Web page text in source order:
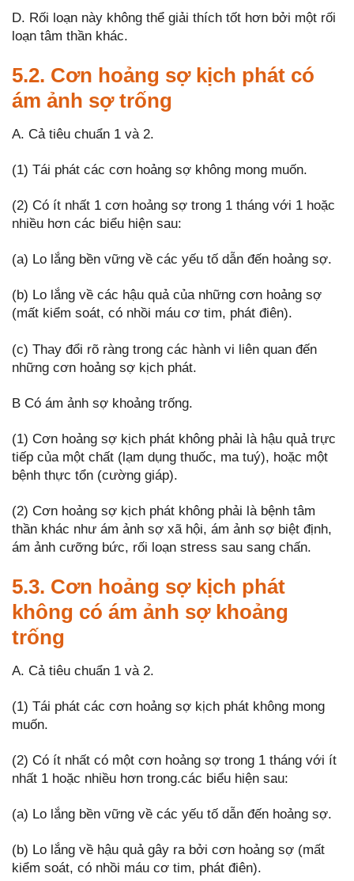
D. Rối loạn này không thể giải thích tốt hơn bởi một rối
loạn tâm thần khác.
5.2. Cơn hoảng sợ kịch phát có
ám ảnh sợ trống
A. Cả tiêu chuẩn 1 và 2.
(1) Tái phát các cơn hoảng sợ không mong muốn.
(2) Có ít nhất 1 cơn hoảng sợ trong 1 tháng với 1 hoặc
nhiều hơn các biểu hiện sau:
(a) Lo lắng bền vững về các yếu tố dẫn đến hoảng sợ.
(b) Lo lắng về các hậu quả của những cơn hoảng sợ
(mất kiểm soát, có nhồi máu cơ tim, phát điên).
(c) Thay đổi rõ ràng trong các hành vi liên quan đến
những cơn hoảng sợ kịch phát.
B Có ám ảnh sợ khoảng trống.
(1) Cơn hoảng sợ kịch phát không phải là hậu quả trực
tiếp của một chất (lạm dụng thuốc, ma tuý), hoặc một
bệnh thực tổn (cường giáp).
(2) Cơn hoảng sợ kịch phát không phải là bệnh tâm
thần khác như ám ảnh sợ xã hội, ám ảnh sợ biệt định,
ám ảnh cưỡng bức, rối loạn stress sau sang chấn.
5.3. Cơn hoảng sợ kịch phát
không có ám ảnh sợ khoảng
trống
A. Cả tiêu chuẩn 1 và 2.
(1) Tái phát các cơn hoảng sợ kịch phát không mong
muốn.
(2) Có ít nhất có một cơn hoảng sợ trong 1 tháng với ít
nhất 1 hoặc nhiều hơn trong.các biểu hiện sau:
(a) Lo lắng bền vững về các yếu tố dẫn đến hoảng sợ.
(b) Lo lắng về hậu quả gây ra bởi cơn hoảng sợ (mất
kiểm soát, có nhồi máu cơ tim, phát điên).